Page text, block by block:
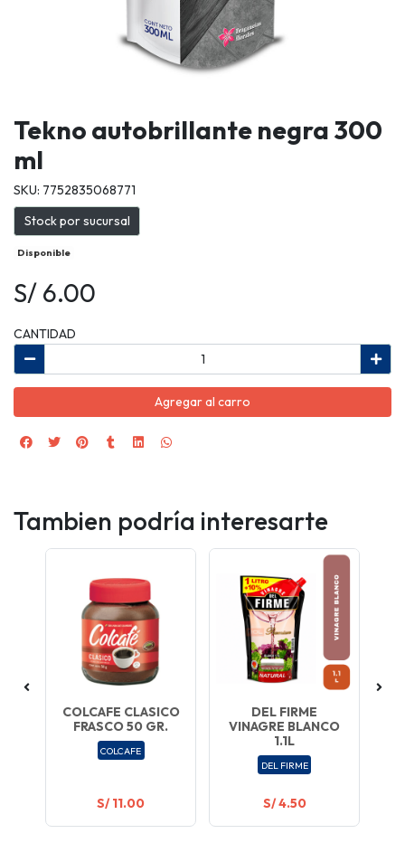
Tekno autobrillante negra 300
ml
SKU: 7752835068771
Stock por sucursal
Disponible
S/ 6.00
CANTIDAD
Agregar al carro
Tambien podría interesarte
COLCAFE CLASICO
FRASCO 50 GR.
COLCAFE
S/ 11.00
DEL FIRME
VINAGRE BLANCO
1.1L
DEL FIRME
S/ 4.50